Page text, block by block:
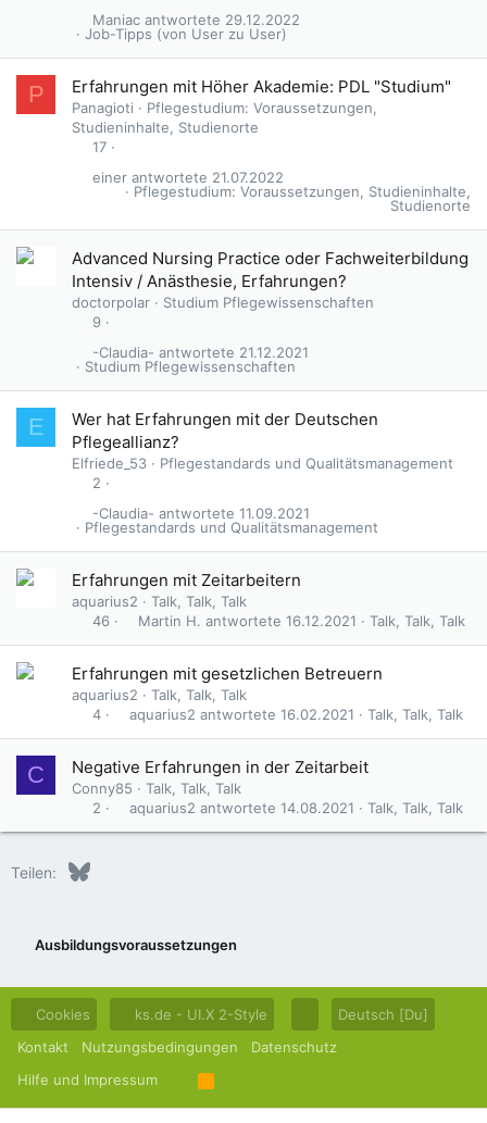
Job-Tipps (von User zu User)
29.12.2022
Maniac
P Erfahrungen mit Höher Akademie: PDL "Studium"
Panagioti
Pflegestudium: Voraussetzungen,
Studieninhalte, Studienorte
17
Pflegestudium: Voraussetzungen, Studieninhalte,
Studienorte
21.07.2022
einer
Advanced Nursing Practice oder Fachweiterbildung
Intensiv / Anästhesie, Erfahrungen?
doctorpolar
Studium Pflegewissenschaften
9
Studium Pflegewissenschaften
21.12.2021
-Claudia-
E
Wer hat Erfahrungen mit der Deutschen
Pflegeallianz?
Elfriede_53
Pflegestandards und Qualitätsmanagement
2
Pflegestandards und Qualitätsmanagement
11.09.2021
-Claudia-
Erfahrungen mit Zeitarbeitern
aquarius2
Talk, Talk, Talk
46
Talk, Talk, Talk
16.12.2021
Martin H.
Erfahrungen mit gesetzlichen Betreuern
aquarius2
Talk, Talk, Talk
4
Talk, Talk, Talk
16.02.2021
aquarius2
C Negative Erfahrungen in der Zeitarbeit
Conny85
Talk, Talk, Talk
2
Talk, Talk, Talk
14.08.2021
aquarius2
Teilen: Bluesky
Ausbildungsvoraussetzungen
Cookies ks.de - UI.X 2-Style
Deutsch [Du]
Kontakt
Nutzungsbedingungen
Datenschutz
Hilfe und Impressum
R
S
S